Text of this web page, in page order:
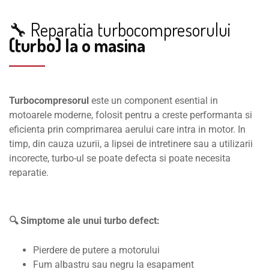
🔧 Reparatia turbocompresorului
(turbo) la o masina
Turbocompresorul este un component esential in
motoarele moderne, folosit pentru a creste performanta si
eficienta prin comprimarea aerului care intra in motor. In
timp, din cauza uzurii, a lipsei de intretinere sau a utilizarii
incorecte, turbo-ul se poate defecta si poate necesita
reparatie.
🔍Simptome ale unui turbo defect:
Pierdere de putere a motorului
Fum albastru sau negru la esapament